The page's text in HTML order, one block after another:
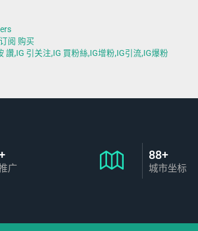
阅 购买
,IG 引关注,IG 買粉絲,IG增粉,IG引流,IG爆粉
广
88+
城市坐标